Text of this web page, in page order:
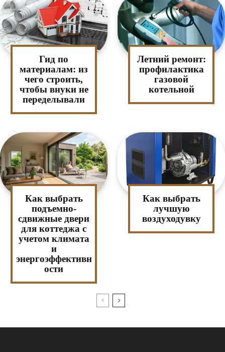
Гид по
материалам: из
чего строить,
чтобы внуки не
переделывали
Летний ремонт:
профилактика
газовой
котельной
Как выбрать
подъемно-
сдвижные двери
для коттеджа с
учетом климата
и
энергоэффективн
ости
Как выбрать
лучшую
воздуходувку